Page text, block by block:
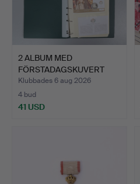
2 ALBUM MED
FÖRSTADAGSKUVERT
MED MYNT FÖR …
Klubbades 6 aug 2026
4 bud
41 USD